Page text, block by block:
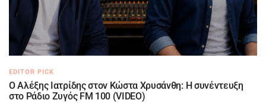
EDITOR PICK
Ο Αλέξης Ιατρίδης στον Κώστα Χρυσάνθη: Η συνέντευξη
στο Ράδιο Ζυγός FM 100 (VIDEO)